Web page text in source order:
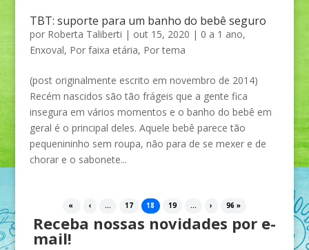
TBT: suporte para um banho do bebê seguro
por Roberta Taliberti | out 15, 2020 | 0 a 1 ano,
Enxoval, Por faixa etária, Por tema
(post originalmente escrito em novembro de 2014)
Recém nascidos são tão frágeis que a gente fica
insegura em vários momentos e o banho do bebê em
geral é o principal deles. Aquele bebê parece tão
pequenininho sem roupa, não para de se mexer e de
chorar e o sabonete...
« ‹ ... 17 18 19 ... › 96 »
Receba nossas novidades por e-
mail!